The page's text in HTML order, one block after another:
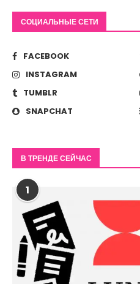
СОЦИАЛЬНЫЕ СЕТИ
FACEBOOK
INSTAGRAM
TUMBLR
SNAPCHAT
В ТРЕНДЕ СЕЙЧАС
1